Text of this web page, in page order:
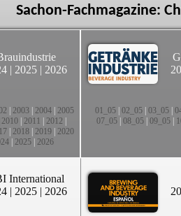
Sachon-Fachmagazine:
| 2025 | 2026
2003 2004 2005
2010 2011 2012
2018 2019 2020
| 2025| 2026
01_05| 02_05| 03_05|
07_05 08_05 09_05
International
| 2025 | 2026